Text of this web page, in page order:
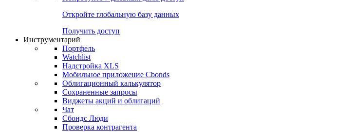
Откройте глобальную базу данных
Получить доступ
Инструментарий
Портфель
Watchlist
Надстройка XLS
Мобильное приложение Cbonds
Облигационный калькулятор
Сохраненные запросы
Виджеты акций и облигаций
Чат
Сбондс Люди
Проверка контрагента